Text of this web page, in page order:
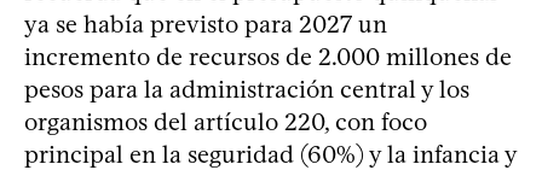
ya se había previsto para 2027 un
incremento de recursos de 2.000 millones de
pesos para la administración central y los
organismos del artículo 220, con foco
principal en la seguridad (60%) y la infancia y